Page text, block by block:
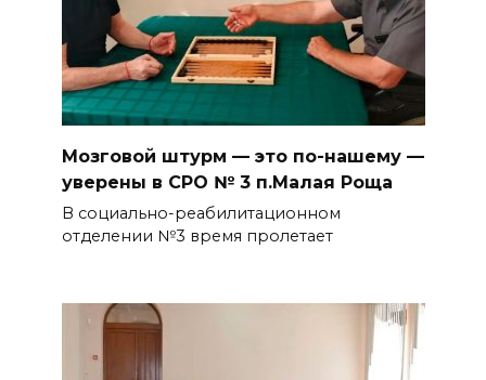
Мозговой штурм — это по-нашему —
уверены в СРО № 3 п.Малая Роща
В социально-реабилитационном
отделении №3 время пролетает